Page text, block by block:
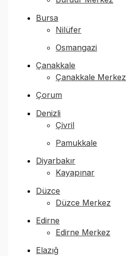
Bursa
Nilüfer
Osmangazi
Çanakkale
Çanakkale Merkez
Çorum
Denizli
Çivril
Pamukkale
Diyarbakır
Kayapınar
Düzce
Düzce Merkez
Edirne
Edirne Merkez
Elazığ